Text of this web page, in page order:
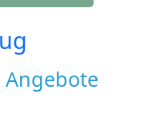
Angebote